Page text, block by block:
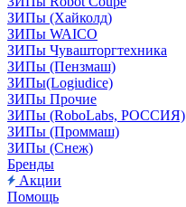
ЗИПы (Хайколд)
ЗИПы WAICO
ЗИПы Чувашторгтехника
ЗИПы (Пензмаш)
ЗИПы(Logiudice)
ЗИПы Прочие
ЗИПы (RoboLabs, РОССИЯ)
ЗИПы (Проммаш)
ЗИПы (Снеж)
Бренды
Акции
Помощь